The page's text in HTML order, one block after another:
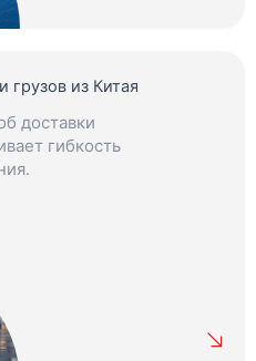
грузов из Китая
доставки
гибкость